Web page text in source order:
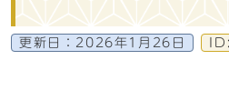
更新日： 2026年1月26日